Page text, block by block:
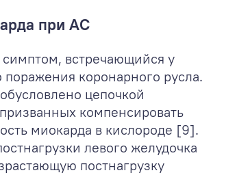
при АС
встречающийся у
коронарного русла.
цепочкой
компенсировать
миокарда в кислороде [9].
левого желудочка
постнагрузку